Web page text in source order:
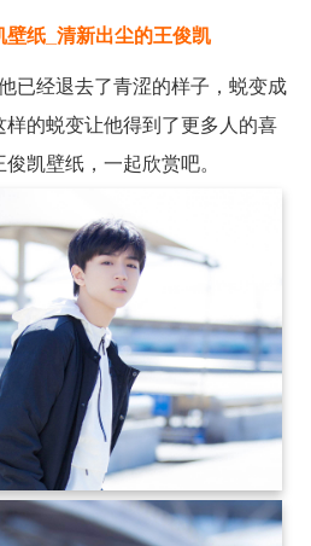
壁纸_清新出尘的王俊凯
经退去了青涩的样子，蜕变成
的蜕变让他得到了更多人的喜
凯壁纸，一起欣赏吧。